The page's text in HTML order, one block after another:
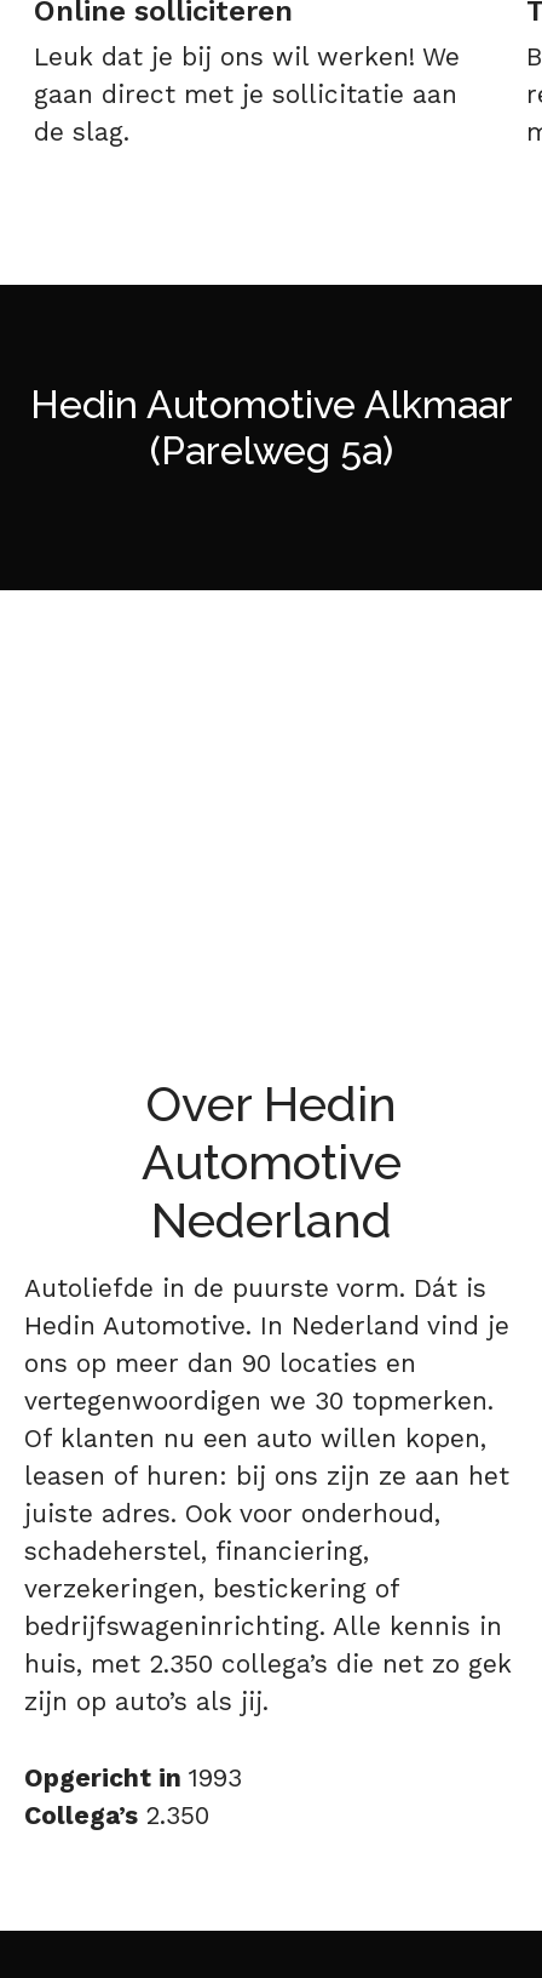
Online solliciteren
Leuk dat je bij ons wil werken! We
gaan direct met je sollicitatie aan
de slag.
Hedin Automotive Alkmaar
(Parelweg 5a)
Over Hedin
Automotive
Nederland
Autoliefde in de puurste vorm. Dát is
Hedin Automotive. In Nederland vind je
ons op meer dan 90 locaties en
vertegenwoordigen we 30 topmerken.
Of klanten nu een auto willen kopen,
leasen of huren: bij ons zijn ze aan het
juiste adres. Ook voor onderhoud,
schadeherstel, financiering,
verzekeringen, bestickering of
bedrijfswageninrichting. Alle kennis in
huis, met 2.350 collega’s die net zo gek
zijn op auto’s als jij.
Opgericht in 1993
Collega’s 2.350